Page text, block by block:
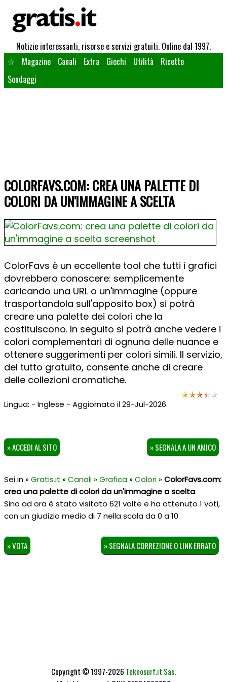
Notizie interessanti, risorse e servizi gratuiti. Online dal 1997.
☆
Magazine Canali Extra Giochi Utilità
Ricette
Sondaggi
COLORFAVS.COM: CREA UNA PALETTE DI
COLORI DA UN'IMMAGINE A SCELTA
ColorFavs è un eccellente tool che tutti i grafici
dovrebbero conoscere: semplicemente
caricando una URL o un'immagine (oppure
trasportandola sull'apposito box) si potrà
creare una palette dei colori che la
costituiscono. In seguito si potrà anche vedere i
colori complementari di ognuna delle nuance e
ottenere suggerimenti per colori simili. Il servizio,
del tutto gratuito, consente anche di creare
delle collezioni cromatiche.
Lingua: - Inglese - Aggiornato il 29-Jul-2026.
» ACCEDI AL SITO » SEGNALA A UN AMICO
Sei in »Gratis.it »Canali»Grafica»Colori»ColorFavs.com:
crea una palette di colori da un'immagine a scelta.
Sino ad ora è stato visitato 621 volte e ha ottenuto 1 voti,
con un giudizio medio di 7 nella scala da0 a10.
» VOTA » SEGNALA CORREZIONE O LINK ERRATO
Copyright © 1997-2026 Teknosurf.it Sas.